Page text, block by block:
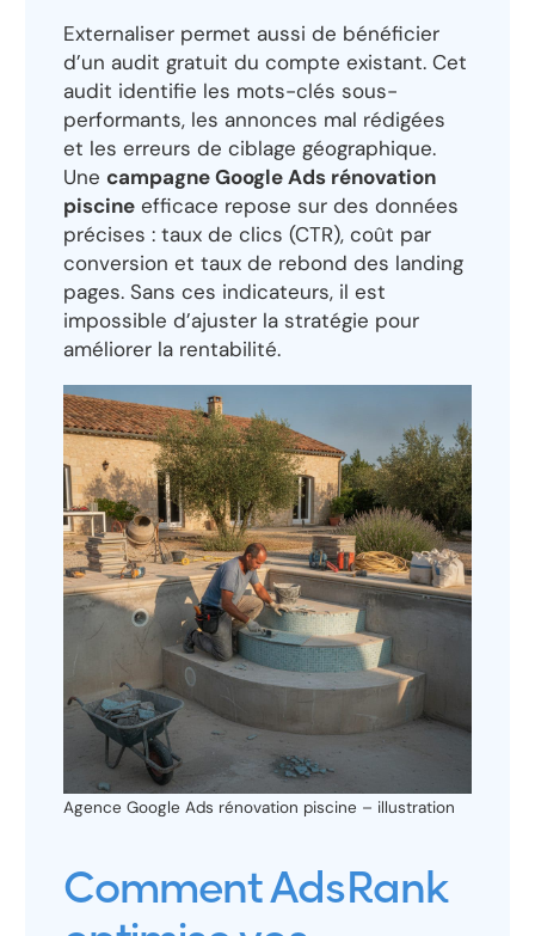
Externaliser permet aussi de bénéficier
d’un audit gratuit du compte existant. Cet
audit identifie les mots-clés sous-
performants, les annonces mal rédigées
et les erreurs de ciblage géographique.
Une campagne Google Ads rénovation
piscine efficace repose sur des données
précises : taux de clics (CTR), coût par
conversion et taux de rebond des landing
pages. Sans ces indicateurs, il est
impossible d’ajuster la stratégie pour
améliorer la rentabilité.
Agence Google Ads rénovation piscine – illustration
Comment AdsRank